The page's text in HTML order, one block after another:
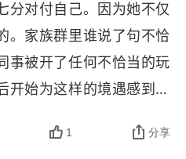
分对付自己。因为她不仅
。家族群里谁说了句不恰
事被开了任何不恰当的玩
开始为这样的境遇感到尴
彻夜难眠，辗转反侧。
1 分享